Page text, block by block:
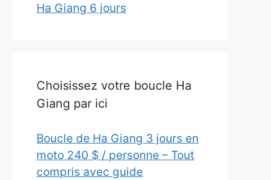
Ha Giang 6 jours
Choisissez votre boucle Ha
Giang par ici
Boucle de Ha Giang 3 jours en
moto 240 $ / personne – Tout
compris avec guide